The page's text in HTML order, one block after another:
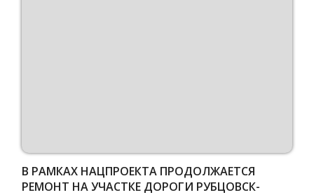
В РАМКАХ НАЦПРОЕКТА ПРОДОЛЖАЕТСЯ
РЕМОНТ НА УЧАСТКЕ ДОРОГИ РУБЦОВСК-